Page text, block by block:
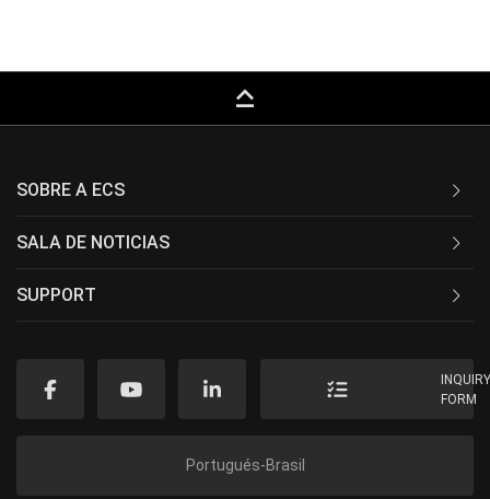
keyboard_capslock
SOBRE A ECS
SALA DE NOTICIAS
SUPPORT
FORM
Portugués-Brasil